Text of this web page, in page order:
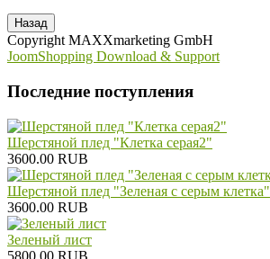
Copyright MAXXmarketing GmbH
JoomShopping Download & Support
Последние поступления
Шерстяной плед "Клетка серая2"
3600.00 RUB
Шерстяной плед "Зеленая с серым клетка"
3600.00 RUB
Зеленый лист
5800.00 RUB